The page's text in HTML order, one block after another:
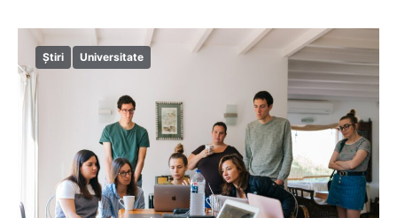
Știri Universitate